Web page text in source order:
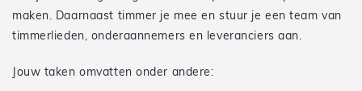
maken. Daarnaast timmer je mee en stuur je een team van
timmerlieden, onderaannemers en leveranciers aan.
Jouw taken omvatten onder andere: